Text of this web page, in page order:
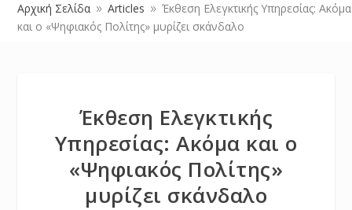
Αρχική Σελίδα 9 Articles 9 Έκθεση Ελεγκτικής Υπηρεσίας: Ακόμα
και ο «Ψηφιακός Πολίτης» μυρίζει σκάνδαλο
Έκθεση Ελεγκτικής
Υπηρεσίας: Ακόμα και ο
«Ψηφιακός Πολίτης»
μυρίζει σκάνδαλο